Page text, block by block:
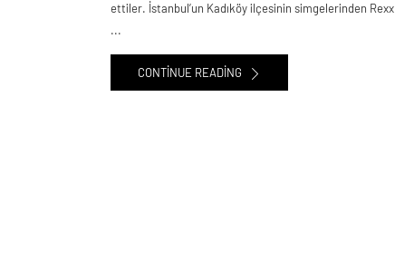
ettiler. İstanbul’un Kadıköy ilçesinin simgelerinden Rexx
...
CONTINUE READING